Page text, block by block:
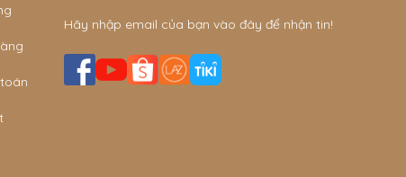
Hãy nhập email của bạn vào đây để nhận tin!